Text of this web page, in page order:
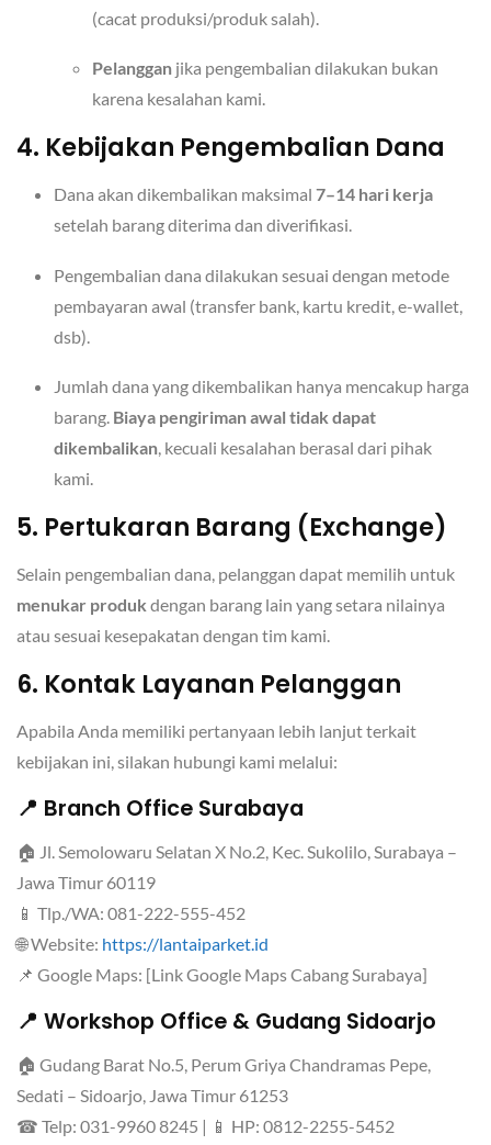
(cacat produksi/produk salah).
Pelangganjika pengembalian dilakukan bukan
karena kesalahan kami.
4. Kebijakan Pengembalian Dana
Dana akan dikembalikan maksimal7–14 hari kerja
setelah barang diterima dan diverifikasi.
Pengembalian dana dilakukan sesuai dengan metode
pembayaran awal (transfer bank, kartu kredit, e-wallet,
dsb).
Jumlah dana yang dikembalikan hanya mencakup harga
barang. Biaya pengiriman awal tidak dapat
dikembalikan , kecuali kesalahan berasal dari pihak
kami.
5. Pertukaran Barang (Exchange)
Selain pengembalian dana, pelanggan dapat memilih untuk
menukar produk dengan barang lain yang setara nilainya
atau sesuai kesepakatan dengan tim kami.
6. Kontak Layanan Pelanggan
Apabila Anda memiliki pertanyaan lebih lanjut terkait
kebijakan ini, silakan hubungi kami melalui:
📍 Branch Office Surabaya
🏠 Jl. Semolowaru Selatan X No.2, Kec. Sukolilo, Surabaya –
Jawa Timur 60119
📱 Tlp./WA: 081-222-555-452
🌐 Website: https://lantaiparket.id
📌 Google Maps: [Link Google Maps Cabang Surabaya]
📍 Workshop Office & Gudang Sidoarjo
🏠 Gudang Barat No.5, Perum Griya Chandramas Pepe,
Sedati – Sidoarjo, Jawa Timur 61253
☎ Telp: 031-9960 8245 | 📱 HP: 0812-2255-5452